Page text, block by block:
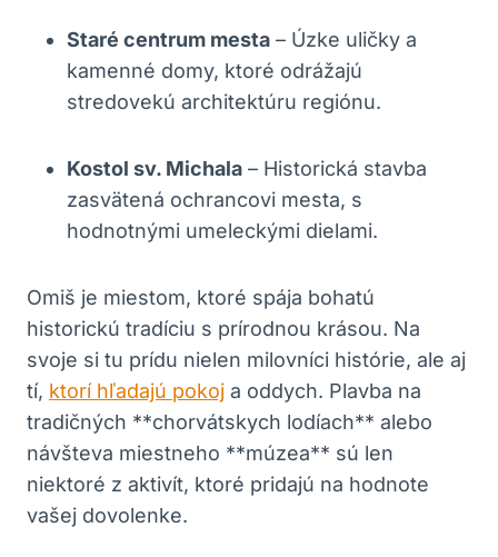
Staré centrum mesta – Úzke ⁢uličky a
kamenné domy, ktoré odrážajú
stredovekú architektúru regiónu.
Kostol sv. Michala – Historická‍ stavba
zasvätená ochrancovi mesta, s
hodnotnými umeleckými dielami.
Omiš je miestom,⁣ ktoré spája bohatú
historickú tradíciu s ⁤prírodnou krásou. Na
svoje si ⁣tu ⁣prídu nielen ⁣milovníci histórie, ale ‌aj
tí, ktorí hľadajú pokoj a oddych. Plavba na
tradičných **chorvátskych lodíach** alebo
návšteva miestneho **múzea** sú ⁣len
niektoré z aktivít, ktoré pridajú na ‌hodnote
vašej dovolenke.